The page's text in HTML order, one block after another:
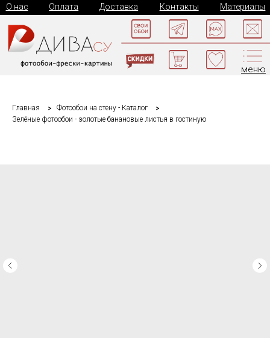
Контакты Материалы
О нас Доставка
Оплата
меню
Главная
Фотообои на стену - Каталог
Зелёные фотообои - золотые банановые листья в гостиную